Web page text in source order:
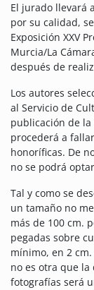
El jurado llevará
por su calidad,
Exposición XXV
Murcia/La
después de
Los autores
al Servicio de
publicación de
procederá a
honoríficas. De
no se podrá
Tal y como se
un tamaño no
más de 100 cm.
pegadas sobre
mínimo, en 2
no es otra que
fotografías será